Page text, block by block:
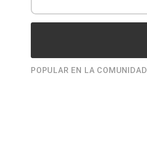
POPULAR EN LA COMUNIDAD